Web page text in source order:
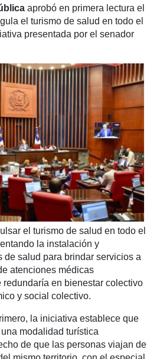
aprobó en primera lectura el
el turismo de salud en todo el
presentada por el senador
el turismo de salud en todo el
la instalación y
de salud para brindar servicios a
atenciones médicas
en bienestar colectivo
y social colectivo.
la iniciativa establece que
modalidad turística
de que las personas viajan de